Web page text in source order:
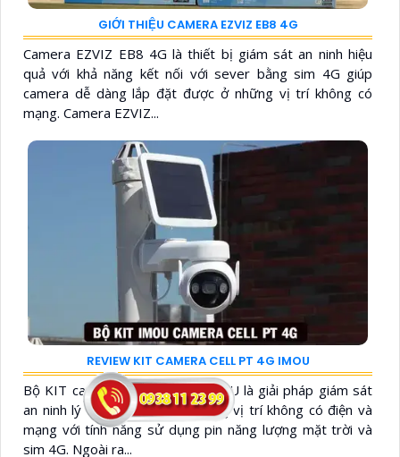
GIỚI THIỆU CAMERA EZVIZ EB8 4G
Camera EZVIZ EB8 4G là thiết bị giám sát an ninh hiệu
quả với khả năng kết nối với sever bằng sim 4G giúp
camera dễ dàng lắp đặt được ở những vị trí không có
mạng. Camera EZVIZ...
REVIEW KIT CAMERA CELL PT 4G IMOU
Bộ KIT camera CELL PT 4G IMOU là giải pháp giám sát
an ninh lý tưởng dành cho những vị trí không có điện và
mạng với tính năng sử dụng pin năng lượng mặt trời và
sim 4G. Ngoài ra...